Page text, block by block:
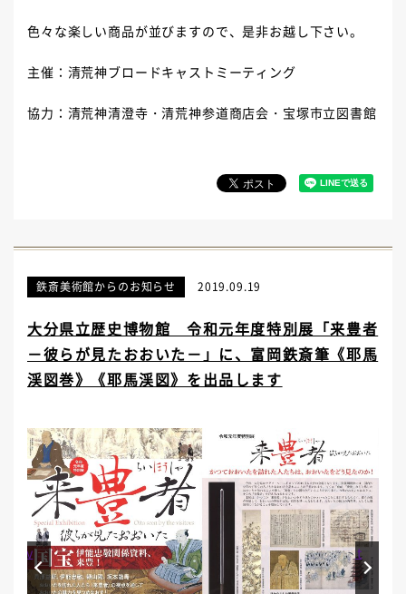
色々な楽しい商品が並びますので、是非お越し下さい。
主催：清荒神ブロードキャストミーティング
協力：清荒神清澄寺・清荒神参道商店会・宝塚市立図書館
鉄斎美術館からのお知らせ 2019.09.19
大分県立歴史博物館 令和元年度特別展「来豊者
－彼らが見たおおいた－」に、富岡鉄斎筆《耶馬
渓図巻》《耶馬渓図》を出品します
Prev Next